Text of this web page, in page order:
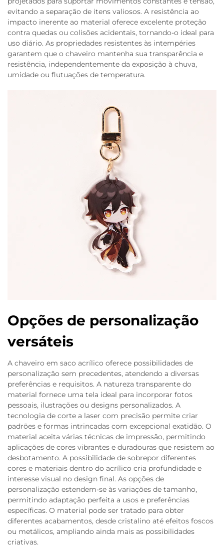
evitando a separação de itens valiosos. A resistência ao
impacto inerente ao material oferece excelente proteção
contra quedas ou colisões acidentais, tornando-o ideal para
uso diário. As propriedades resistentes às intempéries
garantem que o chaveiro mantenha sua transparência e
resistência, independentemente da exposição à chuva,
umidade ou flutuações de temperatura.
Opções de personalização
versáteis
A chaveiro em saco acrílico oferece possibilidades de
personalização sem precedentes, atendendo a diversas
preferências e requisitos. A natureza transparente do
material fornece uma tela ideal para incorporar fotos
pessoais, ilustrações ou designs personalizados. A
tecnologia de corte a laser com precisão permite criar
padrões e formas intrincadas com excepcional exatidão. O
material aceita várias técnicas de impressão, permitindo
aplicações de cores vibrantes e duradouras que resistem ao
desbotamento. A possibilidade de sobrepor diferentes
cores e materiais dentro do acrílico cria profundidade e
interesse visual no design final. As opções de
personalização estendem-se às variações de tamanho,
permitindo adaptação perfeita a usos e preferências
específicas. O material pode ser tratado para obter
diferentes acabamentos, desde cristalino até efeitos foscos
ou metálicos, ampliando ainda mais as possibilidades
criativas.